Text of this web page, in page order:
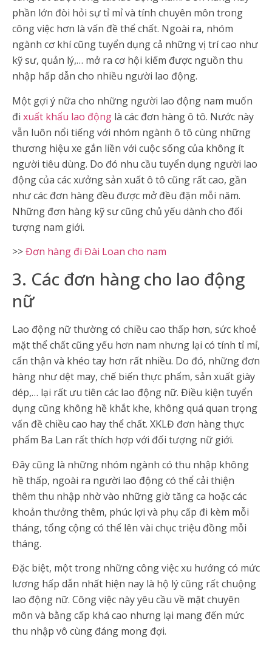
phần lớn đòi hỏi sự tỉ mỉ và tính chuyên môn trong
công việc hơn là vấn đề thể chất. Ngoài ra, nhóm
ngành cơ khí cũng tuyển dụng cả những vị trí cao như
kỹ sư, quản lý,… mở ra cơ hội kiếm được nguồn thu
nhập hấp dẫn cho nhiều người lao động.
Một gợi ý nữa cho những người lao động nam muốn
đi xuất khẩu lao động là các đơn hàng ô tô. Nước này
vẫn luôn nổi tiếng với nhóm ngành ô tô cùng những
thương hiệu xe gắn liền với cuộc sống của không ít
người tiêu dùng. Do đó nhu cầu tuyển dụng người lao
động của các xưởng sản xuất ô tô cũng rất cao, gần
như các đơn hàng đều được mở đều đặn mỗi năm.
Những đơn hàng kỹ sư cũng chủ yếu dành cho đối
tượng nam giới.
>>Đơn hàng đi Đài Loan cho nam
3. Các đơn hàng cho lao động
nữ
Lao động nữ thường có chiều cao thấp hơn, sức khoẻ
mặt thể chất cũng yếu hơn nam nhưng lại có tính tỉ mỉ,
cẩn thận và khéo tay hơn rất nhiều. Do đó, những đơn
hàng như dệt may, chế biến thực phẩm, sản xuất giày
dép,… lại rất ưu tiên các lao động nữ. Điều kiện tuyển
dụng cũng không hề khắt khe, không quá quan trọng
vấn đề chiều cao hay thể chất. XKLĐ đơn hàng thực
phẩm Ba Lan rất thích hợp với đối tượng nữ giới.
Đây cũng là những nhóm ngành có thu nhập không
hề thấp, ngoài ra người lao động có thể cải thiện
thêm thu nhập nhờ vào những giờ tăng ca hoặc các
khoản thưởng thêm, phúc lợi và phụ cấp đi kèm mỗi
tháng, tổng cộng có thể lên vài chục triệu đồng mỗi
tháng.
Đặc biệt, một trong những công việc xu hướng có mức
lương hấp dẫn nhất hiện nay là hộ lý cũng rất chuộng
lao động nữ. Công việc này yêu cầu về mặt chuyên
môn và bằng cấp khá cao nhưng lại mang đến mức
thu nhập vô cùng đáng mong đợi.